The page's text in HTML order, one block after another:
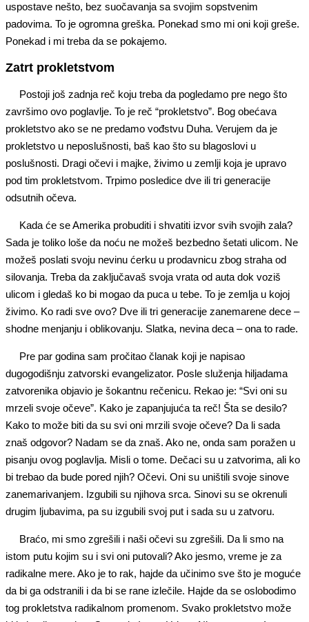
uspostave nešto, bez suočavanja sa svojim sopstvenim
padovima. To je ogromna greška. Ponekad smo mi oni koji greše.
Ponekad i mi treba da se pokajemo.
Zatrt prokletstvom
Postoji još zadnja reč koju treba da pogledamo pre nego što
završimo ovo poglavlje. To je reč “prokletstvo”. Bog obećava
prokletstvo ako se ne predamo vođstvu Duha. Verujem da je
prokletstvo u neposlušnosti, baš kao što su blagoslovi u
poslušnosti. Dragi očevi i majke, živimo u zemlji koja je upravo
pod tim prokletstvom. Trpimo posledice dve ili tri generacije
odsutnih očeva.
Kada će se Amerika probuditi i shvatiti izvor svih svojih zala?
Sada je toliko loše da noću ne možeš bezbedno šetati ulicom. Ne
možeš poslati svoju nevinu ćerku u prodavnicu zbog straha od
silovanja. Treba da zaključavaš svoja vrata od auta dok voziš
ulicom i gledaš ko bi mogao da puca u tebe. To je zemlja u kojoj
živimo. Ko radi sve ovo? Dve ili tri generacije zanemarene dece –
shodne menjanju i oblikovanju. Slatka, nevina deca – ona to rade.
Pre par godina sam pročitao članak koji je napisao
dugogodišnju zatvorski evangelizator. Posle služenja hiljadama
zatvorenika objavio je šokantnu rečenicu. Rekao je: “Svi oni su
mrzeli svoje očeve”. Kako je zapanjujuća ta reč! Šta se desilo?
Kako to može biti da su svi oni mrzili svoje očeve? Da li sada
znaš odgovor? Nadam se da znaš. Ako ne, onda sam poražen u
pisanju ovog poglavlja. Misli o tome. Dečaci su u zatvorima, ali ko
bi trebao da bude pored njih? Očevi. Oni su uništili svoje sinove
zanemarivanjem. Izgubili su njihova srca. Sinovi su se okrenuli
drugim ljubavima, pa su izgubili svoj put i sada su u zatvoru.
Braćo, mi smo zgrešili i naši očevi su zgrešili. Da li smo na
istom putu kojim su i svi oni putovali? Ako jesmo, vreme je za
radikalne mere. Ako je to rak, hajde da učinimo sve što je moguće
da bi ga odstranili i da bi se rane izlečile. Hajde da se oslobodimo
tog prokletstva radikalnom promenom. Svako prokletstvo može